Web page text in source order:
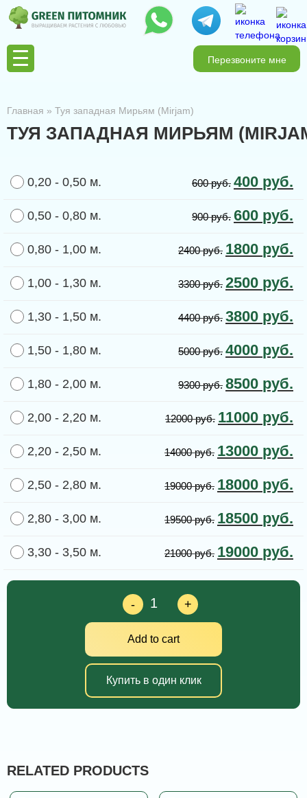
Перезвоните мне
Главная » Туя западная Мирьям (Mirjam)
ТУЯ ЗАПАДНАЯ МИРЬЯМ
0,20 - 0,50 м. 600руб. 400 руб.
0,50 - 0,80 м. 900руб. 600 руб.
0,80 - 1,00 м. 2400руб. 1800 руб.
1,00 - 1,30 м. 3300руб. 2500 руб.
1,30 - 1,50 м. 4400руб. 3800 руб.
1,50 - 1,80 м. 5000руб. 4000 руб.
1,80 - 2,00 м. 9300руб. 8500 руб.
2,00 - 2,20 м. 12000руб. 11000 руб.
2,20 - 2,50 м. 14000руб. 13000 руб.
2,50 - 2,80 м. 19000руб. 18000 руб.
2,80 - 3,00 м. 19500руб. 18500 руб.
3,30 - 3,50 м. 21000руб. 19000 руб.
+
-
Add to cart
Купить в один клик
RELATED PRODUCTS